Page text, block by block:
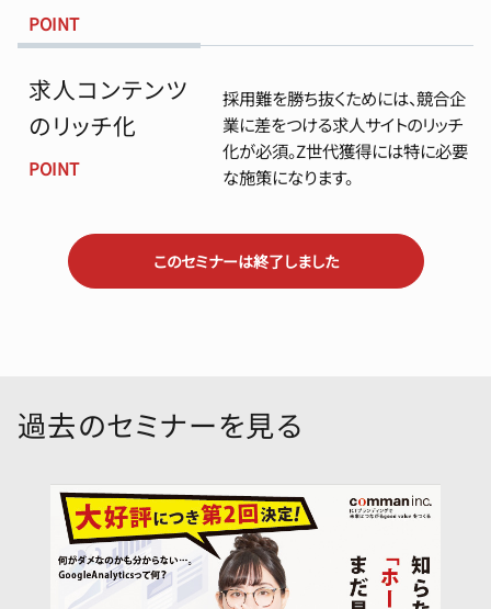
POINT
求人コンテンツ
のリッチ化
POINT
採用難を勝ち抜くためには、競合企
業に差をつける求人サイトのリッチ
化が必須。Z世代獲得には特に必要
な施策になります。
このセミナーは終了しました
過去のセミナーを見る